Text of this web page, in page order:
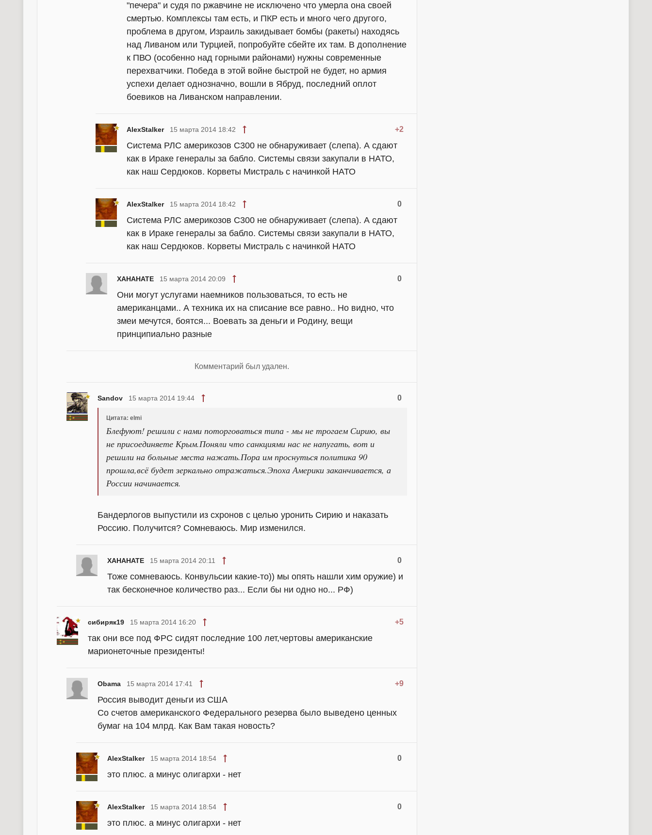
"печера" и судя по ржавчине не исключено что умерла она своей
смертью. Комплексы там есть, и ПКР есть и много чего другого,
проблема в другом, Израиль закидывает бомбы (ракеты) находясь
над Ливаном или Турцией, попробуйте сбейте их там. В дополнение
к ПВО (особенно над горными районами) нужны современные
перехватчики. Победа в этой войне быстрой не будет, но армия
успехи делает однозначно, вошли в Ябруд, последний оплот
боевиков на Ливанском направлении.
AlexStalker +2
15 марта 2014 18:42
Система РЛС америкозов С300 не обнаруживает (слепа). А сдают
как в Ираке генералы за бабло. Системы связи закупали в НАТО,
как наш Сердюков. Корветы Мистраль с начинкой НАТО
AlexStalker 0
15 марта 2014 18:42
Система РЛС америкозов С300 не обнаруживает (слепа). А сдают
как в Ираке генералы за бабло. Системы связи закупали в НАТО,
как наш Сердюков. Корветы Мистраль с начинкой НАТО
XAHAHATE 0
15 марта 2014 20:09
Они могут услугами наемников пользоваться, то есть не
американцами.. А техника их на списание все равно.. Но видно, что
змеи мечутся, боятся... Воевать за деньги и Родину, вещи
принципиально разные
Комментарий был удален.
Sandov 0
15 марта 2014 19:44
Цитата: elmi
Блефуют! решили с нами поторговаться типа - мы не трогаем Сирию, вы
не присоединяете Крым.Поняли что санкциями нас не напугать, вот и
решили на больные места нажать.Пора им проснуться политика 90
прошла,всё будет зеркально отражаться.Эпоха Америки заканчивается, а
России начинается.
Бандерлогов выпустили из схронов с целью уронить Сирию и наказать
Россию. Получится? Сомневаюсь. Мир изменился.
XAHAHATE 0
15 марта 2014 20:11
Тоже сомневаюсь. Конвульсии какие-то)) мы опять нашли хим оружие) и
так бесконечное количество раз... Если бы ни одно но... РФ)
сибиряк19 +5
15 марта 2014 16:20
так они все под ФРС сидят последние 100 лет,чертовы американские
марионеточные президенты!
Obama +9
15 марта 2014 17:41
Россия выводит деньги из США
Со счетов американского Федерального резерва было выведено ценных
бумаг на 104 млрд. Как Вам такая новость?
AlexStalker 0
15 марта 2014 18:54
это плюс. а минус олигархи - нет
AlexStalker 0
15 марта 2014 18:54
это плюс. а минус олигархи - нет